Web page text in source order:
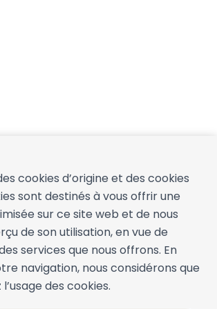
cookies d’origine et des cookies
sont destinés à vous offrir une
sur ce site web et de nous
de son utilisation, en vue de
services que nous offrons. En
navigation, nous considérons que
des cookies.
des placards, vaisselles, etc).
(restaurants, jours de marché,
traiteurs ou food trucks, etc).
(musées, randonnées, zoo, centre